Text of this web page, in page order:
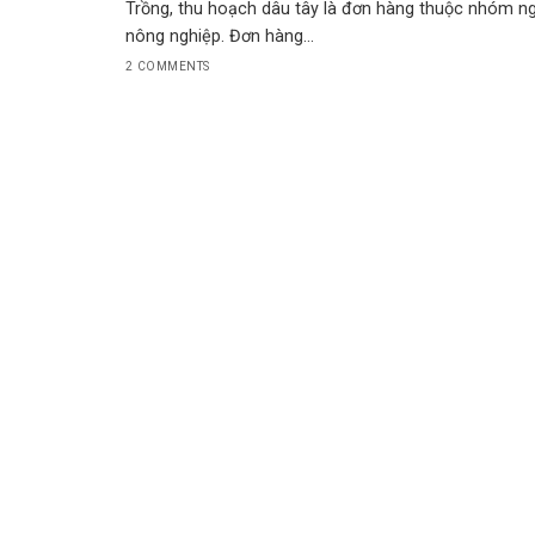
Trồng, thu hoạch dâu tây là đơn hàng thuộc nhóm
nông nghiệp. Đơn hàng...
2 COMMENTS